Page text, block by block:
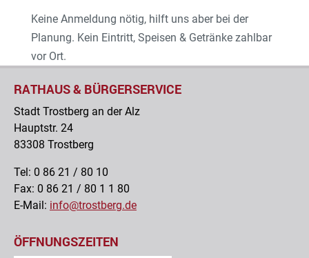
Keine Anmeldung nötig, hilft uns aber bei der
Planung. Kein Eintritt, Speisen & Getränke zahlbar
vor Ort.
RATHAUS & BÜRGERSERVICE
Stadt Trostberg an der Alz
Hauptstr. 24
83308 Trostberg
Tel: 0 86 21 / 80 10
Fax: 0 86 21 / 80 1 1 80
E-Mail: info@trostberg.de
ÖFFNUNGSZEITEN